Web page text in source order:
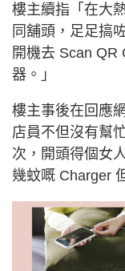
樓主續指「在大
同舖頭，足足搞
開機去 Scan QR
器。」
樓主事後在回應
店員不但沒有幫
次，開頭得個女
幾蚊嘅 Charger